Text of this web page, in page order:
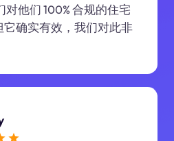
他们 100% 合规的住宅
确实有效，我们对此非